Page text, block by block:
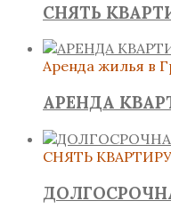
СНЯТЬ
Аренда жилья в
АРЕНДА
СНЯТЬ